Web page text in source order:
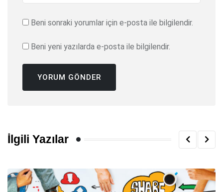
Beni sonraki yorumlar için e-posta ile bilgilendir.
Beni yeni yazılarda e-posta ile bilgilendir.
İlgili Yazılar